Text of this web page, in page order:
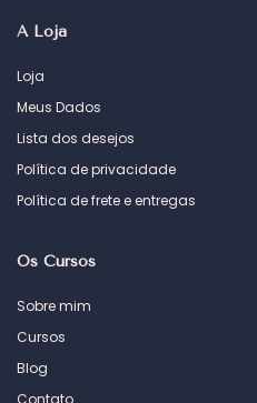
A Loja
Loja
Meus Dados
Lista dos desejos
Política de privacidade
Política de frete e entregas
Os Cursos
Sobre mim
Cursos
Blog
Contato